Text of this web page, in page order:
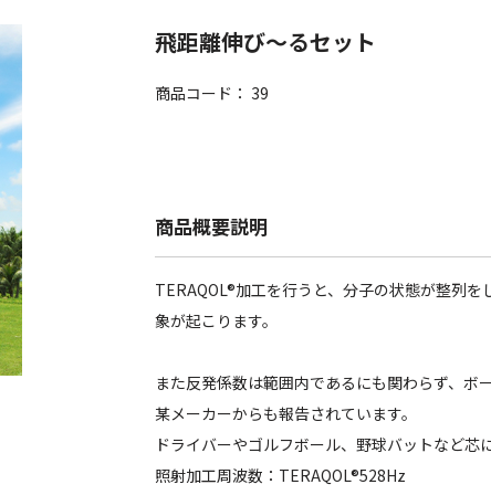
飛距離伸び〜るセット
商品コード： 39
商品概要説明
TERAQOL®加工を行うと、分子の状態が整列
象が起こります。
また反発係数は範囲内であるにも関わらず、
某メーカーからも報告されています。
ドライバーやゴルフボール、野球バットなど芯
照射加工周波数：TERAQOL®︎528Hz